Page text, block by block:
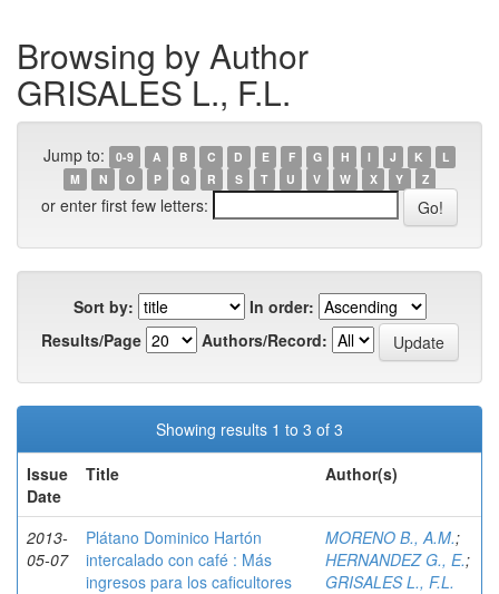
Browsing by Author
GRISALES L., F.L.
Jump to: 0-9 A B C D E F G H I J K
L
M
N O P Q R S T U V W X Y Z
or enter first few letters:
Sort by:
In order:
Results/Page
Authors/Record:
Showing results 1 to 3 of 3
Issue
Date
Title Author(s)
2013-
05-07
Plátano Dominico Hartón
intercalado con café : Más
ingresos para los caficultores
MORENO B., A.M.;
HERNANDEZ G., E.;
GRISALES L., F.L.